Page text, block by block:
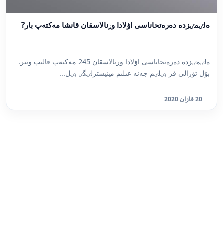
ەلٸمٸزدە دەرەتحاناسى اۋلادا ورنالاسقان قانشا مەكتەپ بار?
ەلٸمٸزدە دەرەتحاناسى اۋلادا ورنالاسقان 245 مەكتەپ قالىپ وتىر.
بۇل تۋرالى قر بٸلٸم جەنە عىلىم مينيسترلٸگٸ بٸل...
20 قازان 2020